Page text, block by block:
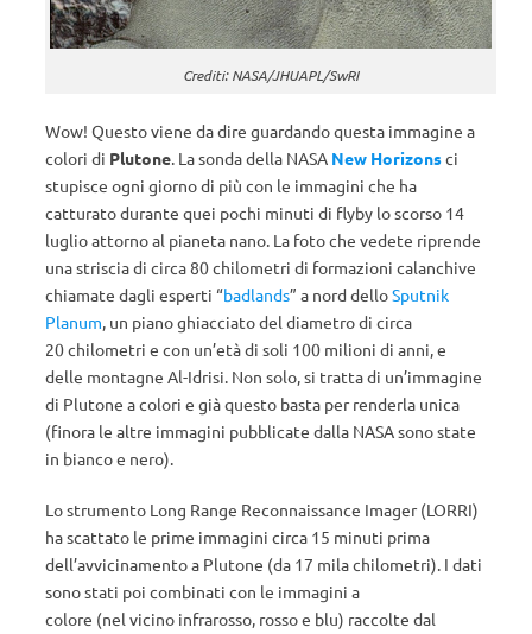
Crediti: NASA/JHUAPL/SwRI
Wow! Questo viene da dire guardando questa immagine a
colori di Plutone. La sonda della NASA New Horizonsci
stupisce ogni giorno di più con le immagini che ha
catturato durante quei pochi minuti di flyby lo scorso 14
luglio attorno al pianeta nano. La foto che vedete riprende
una striscia di circa 80 chilometri di formazioni calanchive
chiamate dagli esperti “badlands” a nord delloSputnik
Planum, un piano ghiacciato del diametro di circa
20 chilometri e con un’età di soli 100 milioni di anni, e
delle montagne Al-Idrisi. Non solo, si tratta di un’immagine
di Plutone a colori e già questo basta per renderla unica
(finora le altre immagini pubblicate dalla NASA sono state
in bianco e nero).
Lo strumento Long Range Reconnaissance Imager (LORRI)
ha scattato le prime immagini circa 15 minuti prima
dell’avvicinamento a Plutone (da 17 mila chilometri). I dati
sono stati poi combinati con le immagini a
colore (nel vicino infrarosso, rosso e blu) raccolte dal